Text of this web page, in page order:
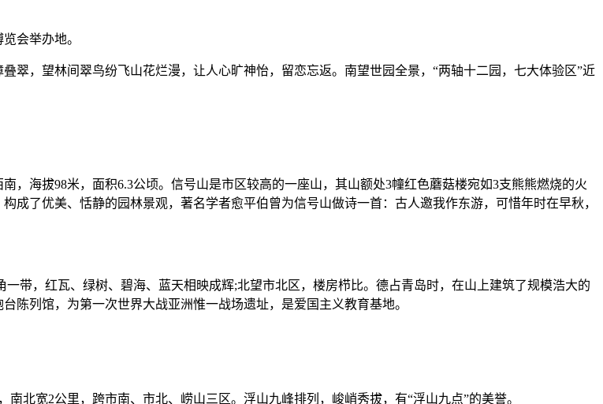
会举办地。
，望林间翠鸟纷飞山花烂漫，让人心旷神怡，留恋忘返。南望世园全景，“两轴十二园，七大体验区”近
海拔98米，面积6.3公顷。信号山是市区较高的一座山，其山额处3幢红色蘑菇楼宛如3支熊熊燃烧的火
成了优美、恬静的园林景观，著名学者愈平伯曾为信号山做诗一首：古人邀我作东游，可惜年时在早秋，
，红瓦、绿树、碧海、蓝天相映成辉;北望市北区，楼房栉比。德占青岛时，在山上建筑了规模浩大的
陈列馆，为第一次世界大战亚洲惟一战场遗址，是爱国主义教育基地。
宽2公里，跨市南、市北、崂山三区。浮山九峰排列，峻峭秀拔，有“浮山九点”的美誉。